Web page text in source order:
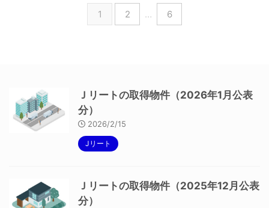
1 2 … 6
Ｊリートの取得物件（2026年1月公表
分）
2026/2/15
Jリート
Ｊリートの取得物件（2025年12月公表
分）